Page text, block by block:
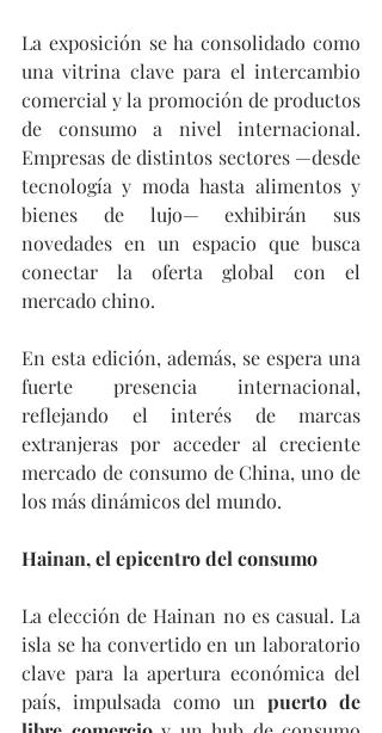
La exposición se ha consolidado como
una vitrina clave para el intercambio
comercial y la promoción de productos
de consumo a nivel internacional.
Empresas de distintos sectores —desde
tecnología y moda hasta alimentos y
bienes de lujo— exhibirán sus
novedades en un espacio que busca
conectar la oferta global con el
mercado chino.
En esta edición, además, se espera una
fuerte presencia internacional,
reflejando el interés de marcas
extranjeras por acceder al creciente
mercado de consumo de China, uno de
los más dinámicos del mundo.
Hainan, el epicentro del consumo
La elección de Hainan no es casual. La
isla se ha convertido en un laboratorio
clave para la apertura económica del
país, impulsada como un puerto de